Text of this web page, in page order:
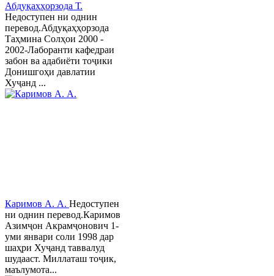
Абдуқаҳҳорзода Т.
Недоступен ни однин
перевод.Абдуқаҳҳорзода
Таҳмина Солҳои 2000 -
2002-Лаборанти кафедраи
забон ва адабиёти тоҷики
Донишгоҳи давлатии
Хуҷанд ...
Каримов А. А. Недоступен
ни однин перевод.Каримов
Азимҷон Акрамҷонович 1-
уми январи соли 1998 дар
шаҳри Хуҷанд таввалуд
шудааст. Миллаташ тоҷик,
маълумота...